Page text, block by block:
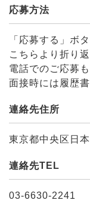
応募方法
「応募する」ボ
こちらより折り
電話でのご応募
面接時には履歴
連絡先住所
東京都中央区日
連絡先TEL
03-6630-2241